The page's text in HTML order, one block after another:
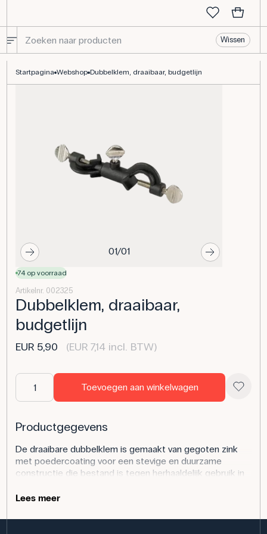
Wissen
Startpagina Webshop Dubbelklem, draaibaar, budgetlijn
01/01
74 op voorraad
Artikelnr. 002325
Dubbelklem, draaibaar,
budgetlijn
EUR 5,90 (EUR 7,14 incl. BTW)
Toevoegen aan winkelwagen
Productgegevens
De draaibare dubbelklem is gemaakt van gegoten zink
met poedercoating voor een stevige en duurzame
constructie die bestand is tegen herhaaldelijk gebruik in
schroefverstelscharnier waarmee je statiefstokken of
een hoek zetten. Het kan items met een diameter tot 16
Lees meer